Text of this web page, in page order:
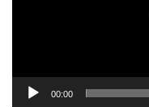
00:00